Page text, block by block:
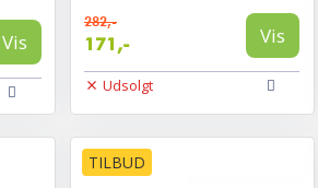
Vis
282,-
171,- Vis
Udsolgt
TILBUD